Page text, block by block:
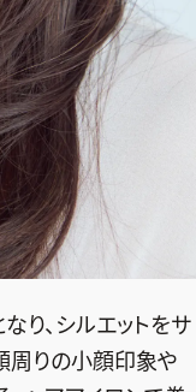
り、シルエットをサ
周りの小顔印象や